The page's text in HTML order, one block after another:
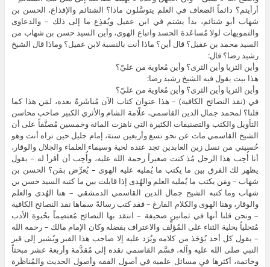
أرأيتم؟ دائماً الضعاف في العلم يتوسَّلون ماذا؟ الشتائم والإقذاع، الحسن بن
شهاب أبو شتائم، بدأ يشتم في ابن عقيل ويُقذِع ما إلى ذلك – والدعاوى
والتمويهات لولا مُساعَدة الحسد واتباع الهوى، وأين السيد حسن بن شهاب من
السيد محمد بن عقيل؟ قال أين؟ ماذا أنت بالنسبة لابن عقيل؟ وماذا قال الشيخ
رشيد رضا؟ قال:
وأين الثريا وأين الثرى؟ وأين مُعاوية من عليّ؟
هذا بيت يقول فيه الشيخ رشيد رضا:
وأين الثريا وأين الثرى؟ وأين مُعاوية من عليّ؟
في (نقد النصائح الكافية) – هذا عنوان كتاب الآن مُباشَرةً بعده، لمَن هذا كما
قلنا؟ لمحمد جمال الدين القاسمي، علّامة الشام والأثري الكبير صاحب محاسن
التأويل والكتب والتصنيفات الكثيرة التي ناهزت المائة وخمسين مُصنَّفاً على أن
الشيخ القاسمي مات عن نحو تسع وأربعين سنة، إمام جليل حين تراه أنت وهو
حُسيني من نسل زين العابدين تجد عنده لحية وسيماء العلماء والجلال والوقار،
أنا أُحِب هذا الرجل مُذ كنت صغيراً رحمة الله عليه، وأُحِب أن أقرأ له – يقول
يظهر لك الفرق بين ما يكتب ما يُمليه عليه الهوى – يُعرِّض بمَن؟ الحسن بن
شهاب – ومَن يكتب ما يُمليه العلم والهُدى إذا قابلت بين ما كتبه السيد حسن بن
شهاب وما كتبه الشيخ جمال الدين القاسمي الدمشقي – هنا الهُدى والعلم
والوقار، وهنا الهوى والكلام الفارغ – فقد كتب رسالةً سماها نقد النصائح الكافية
– ونحن قلنا أنها في ثمانين صحيفة – انتقد بها النصائح مُعتصِماً بحُبوة الأدب
مُتحلياً بحلية الثناء على المُؤلِّف والاعتراف بفضله وكان الإمام مالك – رحمه الله
– يقول كل أحد يُؤخَذ من كلامه ويُرَد عليه إلا صاحب هذا القبر ويُشير إلى قبر
النبي صلى الله عليه وآله، قسَّم القاسمي نقده إلى مُقدَّمة وأربعة عشر مبحثاً
وخاتمة، أكثرها في مسائل علمية في أصول الفقه وأصول الحديث والمُناظَرة